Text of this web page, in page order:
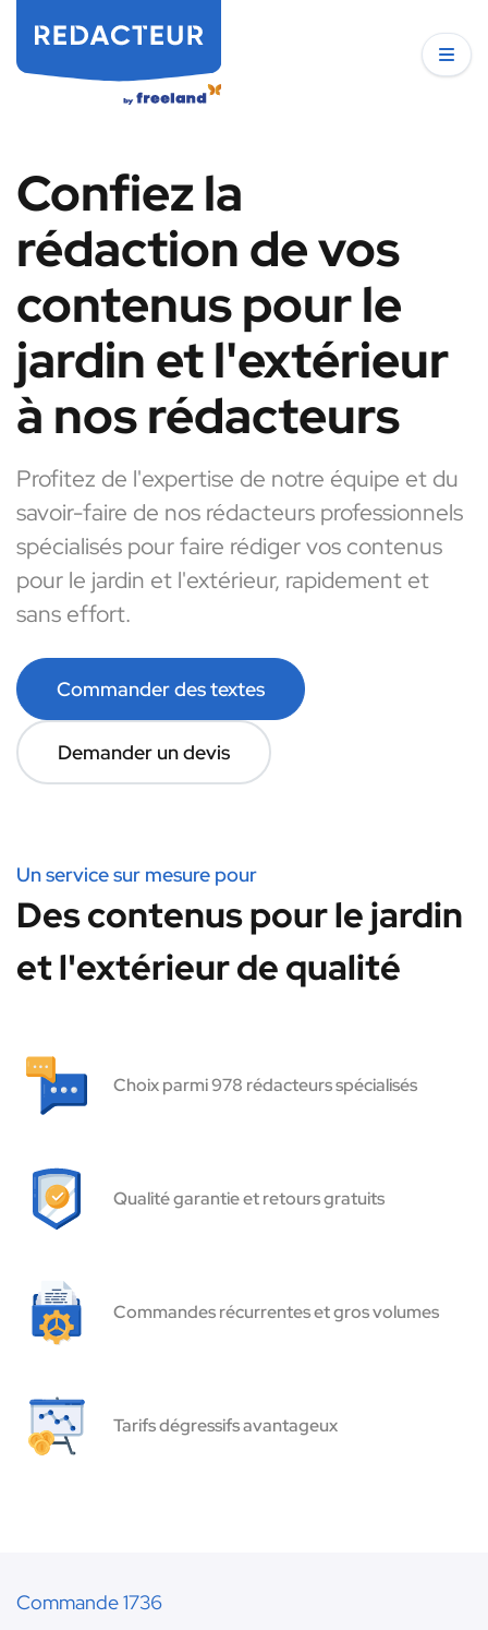
Confiez la
rédaction de vos
contenus pour le
jardin et l'extérieur
à nos rédacteurs
Profitez de l'expertise de notre équipe et du
savoir-faire de nos rédacteurs professionnels
spécialisés pour faire rédiger vos contenus
pour le jardin et l'extérieur, rapidement et
sans effort.
Commander des textes
Demander un devis
Un service sur mesure pour
Des contenus pour le jardin
et l'extérieur de qualité
Choix parmi 978 rédacteurs spécialisés
Qualité garantie et retours gratuits
Commandes récurrentes et gros volumes
Tarifs dégressifs avantageux
Commande 1736